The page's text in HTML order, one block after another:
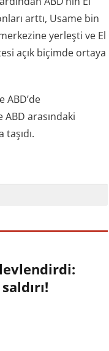
arttı, Usame bin
yerleşti ve El
açık biçimde ortaya
ABD’de
ABD arasındaki